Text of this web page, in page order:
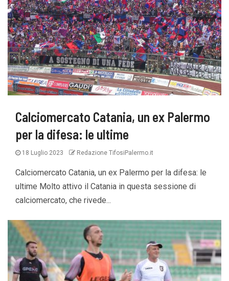
Calciomercato Catania, un ex Palermo
per la difesa: le ultime
18 Luglio 2023 Redazione TifosiPalermo.it
Calciomercato Catania, un ex Palermo per la difesa: le
ultime Molto attivo il Catania in questa sessione di
calciomercato, che rivede...